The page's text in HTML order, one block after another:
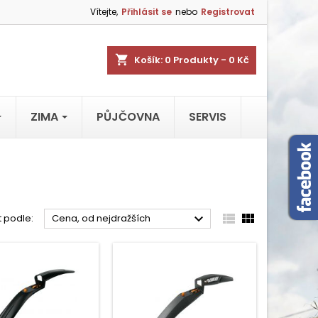
Vítejte, Přihlásit se nebo Registrovat
shopping_cart Košík: 0 Produkty - 0 Kč
ZIMA PŮJČOVNA SERVIS
podle: Cena, od nejdražších   